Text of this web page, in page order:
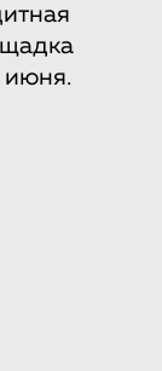
июня.